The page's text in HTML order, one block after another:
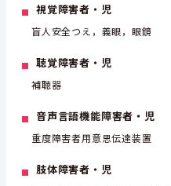
視覚障害者・児
盲人安全つえ，義眼，眼鏡
聴覚障害者・児
補聴器
音声言語機能障害者・児
重度障害者用意思伝達装置
肢体障害者・児